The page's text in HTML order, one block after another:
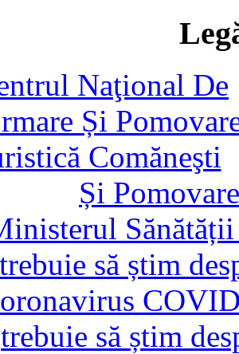
Și
trebuie să știm